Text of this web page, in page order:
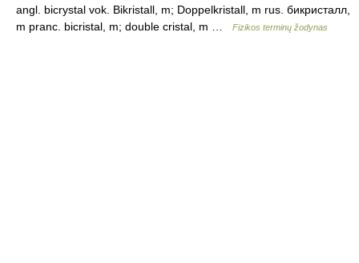
angl. bicrystal vok. Bikristall, m; Doppelkristall, m rus. бикристалл,
m pranc. bicristal, m; double cristal, m …
Fizikos terminų žodynas